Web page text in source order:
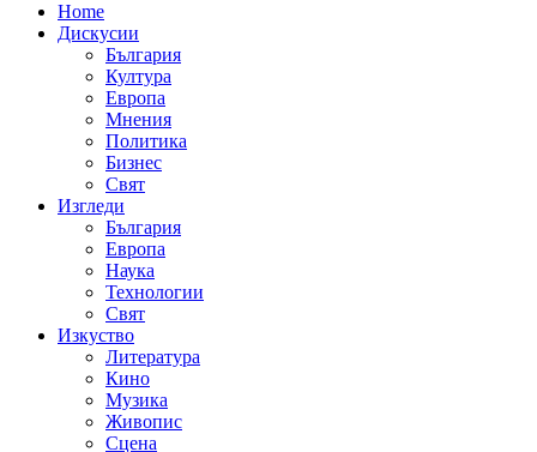
Home
Дискусии
България
Култура
Европа
Мнения
Политика
Бизнес
Свят
Изгледи
България
Европа
Наука
Технологии
Свят
Изкуство
Литература
Кино
Музика
Живопис
Сцена